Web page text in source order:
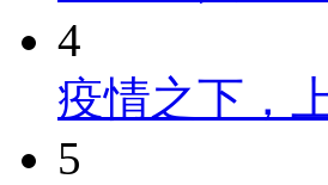
4
疫情之下，
5